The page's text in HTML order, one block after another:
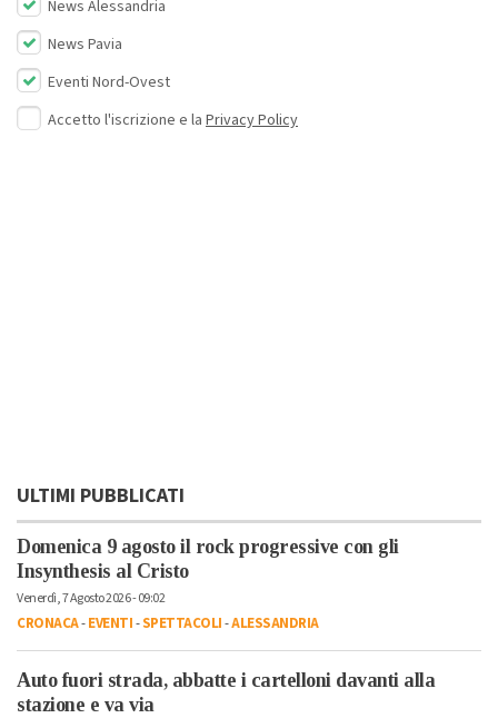
News Alessandria
News Pavia
Eventi Nord-Ovest
Accetto l'iscrizione e la Privacy Policy
ULTIMI PUBBLICATI
Domenica 9 agosto il rock progressive con gli
Insynthesis al Cristo
Venerdì, 7 Agosto 2026 - 09:02
CRONACA-EVENTI-SPETTACOLI-ALESSANDRIA
Auto fuori strada, abbatte i cartelloni davanti alla
stazione e va via